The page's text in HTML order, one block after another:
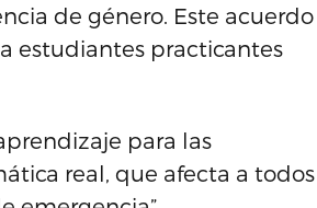
de género. Este acuerdo
estudiantes practicantes
para las
real, que afecta a todos